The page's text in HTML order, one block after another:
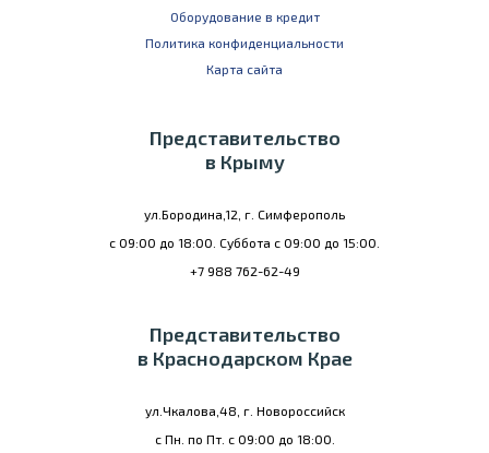
Оборудование в кредит
Политика конфиденциальности
Карта сайта
Представительство
в Крыму
ул.Бородина,12, г. Симферополь
с 09:00 до 18:00. Суббота с 09:00 до 15:00.
+7 988 762-62-49
Представительство
в Краснодарском Крае
ул.Чкалова,48, г. Новороссийск
с Пн. по Пт. с 09:00 до 18:00.